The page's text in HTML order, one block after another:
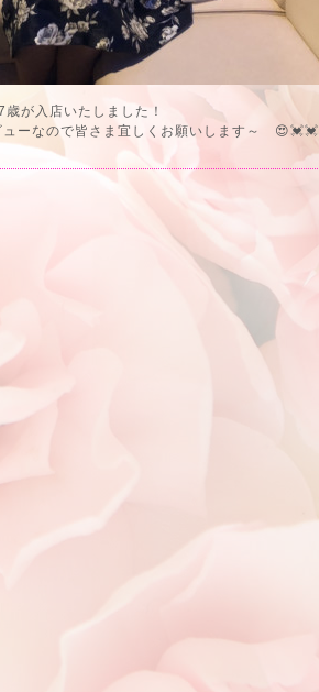
が入店いたしました！
ューなので皆さま宜しくお願いします～ 😍💓💓